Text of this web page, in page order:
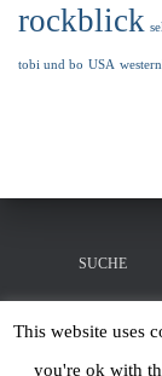
rockblick
tobi und bo USA
SUCHE
This website uses
you're ok with